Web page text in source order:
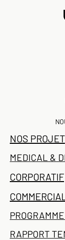
NOS PROJET
MEDICAL &
CORPORATIF
RAPPORT